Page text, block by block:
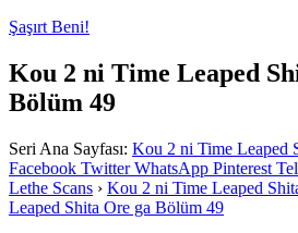
Şaşırt Beni!
Kou 2 ni Time Leaped
Bölüm 49
Seri Ana Sayfası: Kou 2 ni Time Leaped
Facebook Twitter WhatsApp Pinterest
Lethe Scans › Kou 2 ni Time Leaped
Leaped Shita Ore ga Bölüm 49